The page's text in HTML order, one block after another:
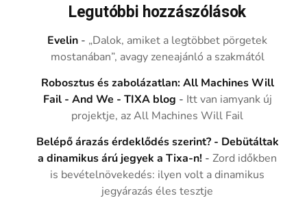
Legutóbbi hozzászólások
Evelin - „Dalok, amiket a legtöbbet pörgetek
mostanában”, avagy zeneajánló a szakmától
Robosztus és zabolázatlan: All Machines Will
Fail - And We - TIXA blog - Itt van iamyank új
projektje, az All Machines Will Fail
Belépő árazás érdeklődés szerint? - Debütáltak
a dinamikus árú jegyek a Tixa-n! -Zord időkben
is bevételnövekedés: ilyen volt a dinamikus
jegyárazás éles tesztje